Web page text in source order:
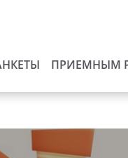
ПРИЕМНЫМ